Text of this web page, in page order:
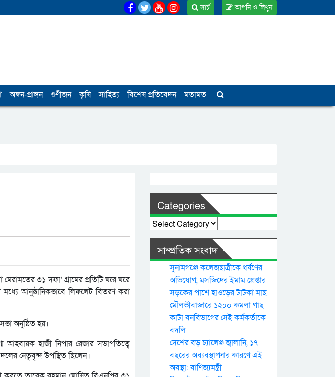
আপনি ও লিখুন
সার্চ
অঙ্গন-প্রাঙ্গন গুণীজন কৃষি সাহিত্য বিশেষ প্রতিবেদন মতামত
মেরামতের ৩১ দফা’ গ্রামের প্রতিটি ঘরে ঘরে
মধ্যে আনুষ্ঠানিকভাবে লিফলেট বিতরণ করা
অনুষ্ঠিত হয়।
হাজী নিপার রেজার সভাপতিত্বে
নেতৃবৃন্দ উপস্থিত ছিলেন।
Categories
Categories
সাম্প্রতিক সংবাদ
সুনামগঞ্জে কলেজছাত্রীকে ধর্ষণের
অভিযোগ, মসজিদের ইমাম গ্রেপ্তার
সড়কের পাশে হাওড়ের টাটকা মাছ
মৌলভীবাজারে ১২০০ কমলা গাছ
কাটা বনবিভাগের সেই কর্মকর্তাকে
বদলি
দেশের বড় চ্যালেঞ্জ জ্বালানি, ১৭
বছরের অব্যবস্থাপনার কারণে এই
অবস্থা: বাণিজ্যমন্ত্রী